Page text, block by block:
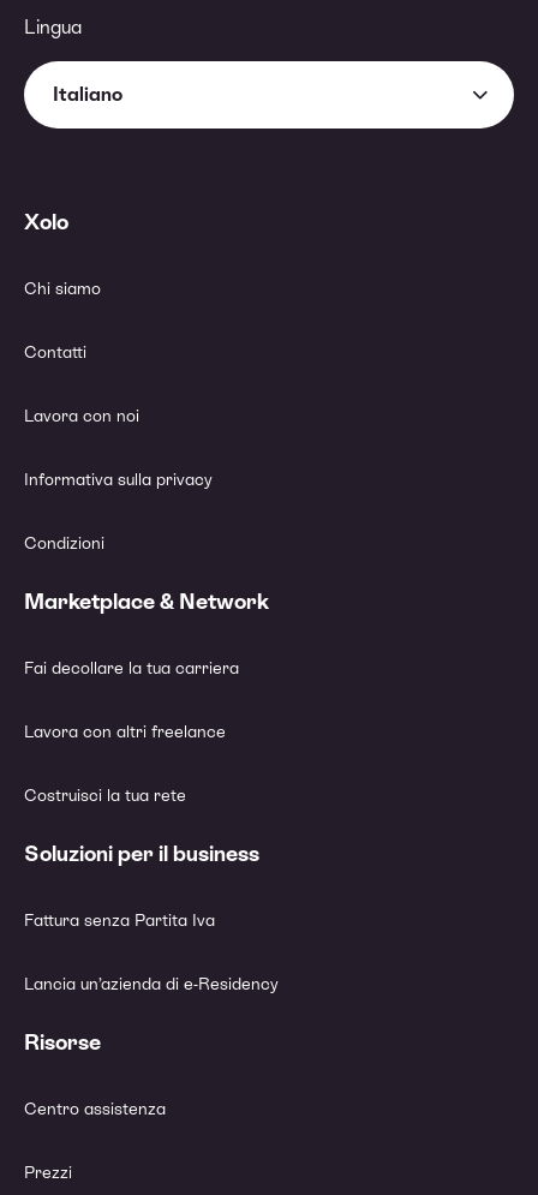
Lingua
Italiano
Xolo
Chi siamo
Contatti
Lavora con noi
Informativa sulla privacy
Condizioni
Marketplace & Network
Fai decollare la tua carriera
Lavora con altri freelance
Costruisci la tua rete
Soluzioni per il business
Fattura senza Partita Iva
Lancia un’azienda di e-Residency
Risorse
Centro assistenza
Prezzi